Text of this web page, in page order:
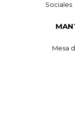
Sociales
Mesa